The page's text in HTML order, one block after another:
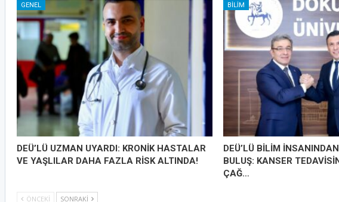
GENEL
DEÜ’LÜ UZMAN UYARDI: KRONİK HASTALAR
VE YAŞLILAR DAHA FAZLA RİSK ALTINDA!
BILIM
DEÜ’LÜ BİLİM
BULUŞ: KANSER
ÇAĞ…
ÖNCEKI SONRAKI